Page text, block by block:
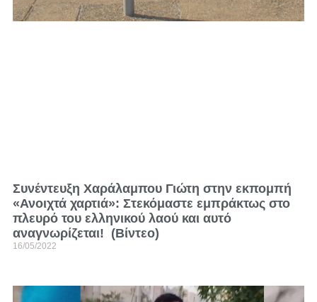
Συνέντευξη Χαράλαμπου Γιώτη στην εκπομπή
«Ανοιχτά χαρτιά»: Στεκόμαστε εμπράκτως στο
πλευρό του ελληνικού λαού και αυτό
αναγνωρίζεται! (Βίντεο)
16/05/2022